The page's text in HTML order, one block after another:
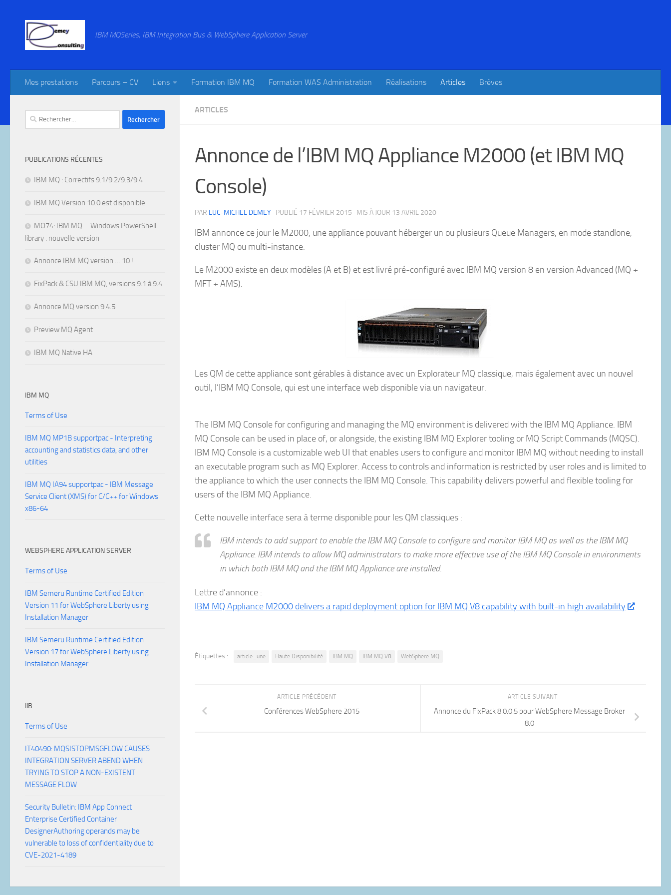
IBM MQSeries, IBM Integration Bus & WebSphere Application Server
Mes prestations Parcours – CV Liens Formation IBM MQ Formation WAS Administration Réalisations Articles Brèves
ARTICLES
Annonce de l’IBM MQ Appliance M2000 (et IBM MQ
Console)
PAR LUC-MICHEL DEMEY · PUBLIÉ 17 FÉVRIER 2015 · MIS À JOUR 13 AVRIL 2020
IBM annonce ce jour le M2000, une appliance pouvant héberger un ou plusieurs Queue Managers, en mode standlone,
cluster MQ ou multi-instance.
Le M2000 existe en deux modèles (A et B) et est livré pré-configuré avec IBM MQ version 8 en version Advanced (MQ +
MFT + AMS).
Les QM de cette appliance sont gérables à distance avec un Explorateur MQ classique, mais également avec un nouvel
outil, l’IBM MQ Console, qui est une interface web disponible via un navigateur.
The IBM MQ Console for configuring and managing the MQ environment is delivered with the IBM MQ Appliance. IBM
MQ Console can be used in place of, or alongside, the existing IBM MQ Explorer tooling or MQ Script Commands (MQSC).
IBM MQ Console is a customizable web UI that enables users to configure and monitor IBM MQ without needing to install
an executable program such as MQ Explorer. Access to controls and information is restricted by user roles and is limited to
the appliance to which the user connects the IBM MQ Console. This capability delivers powerful and flexible tooling for
users of the IBM MQ Appliance.
Cette nouvelle interface sera à terme disponible pour les QM classiques :
IBM intends to add support to enable the IBM MQ Console to configure and monitor IBM MQ as well as the IBM MQ
Appliance. IBM intends to allow MQ administrators to make more effective use of the IBM MQ Console in environments
in which both IBM MQ and the IBM MQ Appliance are installed.
Lettre d’annonce :
IBM MQ Appliance M2000 delivers a rapid deployment option for IBM MQ V8 capability with built-in high availability
Étiquettes : article_une Haute Disponibilité IBM MQ IBM MQ V8 WebSphere MQ
ARTICLE SUIVANT
Annonce du FixPack 8.0.0.5 pour WebSphere Message Broker
8.0
ARTICLE PRÉCÉDENT
Conférences WebSphere 2015
Rechercher :
PUBLICATIONS RÉCENTES
IBM MQ : Correctifs 9.1/9.2/9.3/9.4
IBM MQ Version 10.0 est disponible
MO74: IBM MQ – Windows PowerShell
library : nouvelle version
Annonce IBM MQ version … 10 !
FixPack & CSU IBM MQ, versions 9.1 à 9.4
Annonce MQ version 9.4.5
Preview MQ Agent
IBM MQ Native HA
IBM MQ
Terms of Use
IBM MQ MP1B supportpac - Interpreting
accounting and statistics data, and other
utilities
IBM MQ IA94 supportpac - IBM Message
Service Client (XMS) for C/C++ for Windows
x86-64
WEBSPHERE APPLICATION SERVER
Terms of Use
IBM Semeru Runtime Certified Edition
Version 11 for WebSphere Liberty using
Installation Manager
IBM Semeru Runtime Certified Edition
Version 17 for WebSphere Liberty using
Installation Manager
IIB
Terms of Use
IT40490: MQSISTOPMSGFLOW CAUSES
INTEGRATION SERVER ABEND WHEN
TRYING TO STOP A NON-EXISTENT
MESSAGE FLOW
Security Bulletin: IBM App Connect
Enterprise Certified Container
DesignerAuthoring operands may be
vulnerable to loss of confidentiality due to
CVE-2021-4189